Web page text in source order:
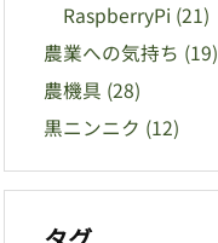
RaspberryPi (21)
農業への気持ち (19)
農機具 (28)
黒ニンニク (12)